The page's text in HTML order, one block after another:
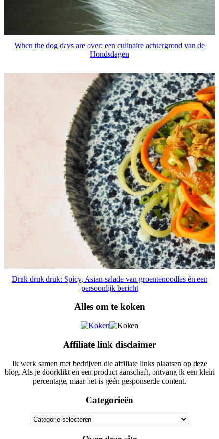
When the dog days are over: een culinaire achtergrond van de
Hondsdagen
Druk druk druk: Spicy, Asian salade van groentenoodles én een
persoonlijk bericht
Alles om te koken
Affiliate link disclaimer
Ik werk samen met bedrijven die affiliate links plaatsen op deze
blog. Als je doorklikt en een product aanschaft, ontvang ik een klein
percentage, maar het is géén gesponserde content.
Categorieën
Categorieën